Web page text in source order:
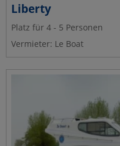
Liberty
Platz für 4 - 5 Personen
Vermieter: Le Boat